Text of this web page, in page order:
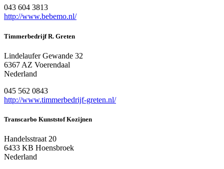
043 604 3813
http://www.bebemo.nl/
Timmerbedrijf R. Greten
Lindelaufer Gewande 32
6367 AZ Voerendaal
Nederland
045 562 0843
http://www.timmerbedrijf-greten.nl/
Transcarbo Kunststof Kozijnen
Handelsstraat 20
6433 KB Hoensbroek
Nederland